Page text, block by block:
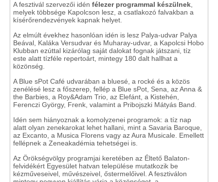
A fesztivál szervezői idén félezer programmal készülnek
melyek többsége Kapolcson lesz, a csatlakozó falvakban a
kísérőrendezvények kapnak helyet.
Az elmúlt évekhez hasonlóan idén is lesz Palya-udvar Palya
Beával, Kaláka Versudvar és Muharay-udvar, a Kapolcsi Hobo
Klubban ezúttal kizárólag saját dalokat fognak játszani, tíz
este alatt tízféle repertoárt, mintegy 180 dalt hallhat a
közönség.
A Blue sPot Café udvarában a bluesé, a rocké és a közös
zenélésé lesz a főszerep, fellép a Blue sPot, Sena, az Anna &
the Barbies, a Roy&Adam Trio, az Elefánt, a Kistehén,
Ferenczi György, Frenk, valamint a Pribojszki Mátyás Band.
Idén sem hiányoznak a komolyzenei programok: a tíz nap
alatt olyan zenekarokat lehet hallani, mint a Savaria Baroque,
az Excanto, a Musica Florens vagy az Aura Musicale. Emellett
fellépnek a Zeneakadémia tehetségei is.
Az Örökségvölgy programjai keretében az Éltető Balaton-
felvidékért Egyesület hatvan települése mutatkozik be
kézműveseivel, művészeivel, őstermelőivel. A fesztiválon